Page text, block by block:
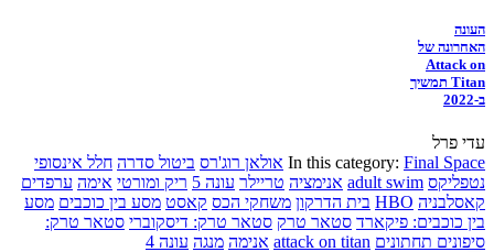
העונה
האחרונה של
Attack on
Titan תמשיך
ב-2022
עדי פרל
In this category: Final Space אולאן רוג'רס ביטול סדרה חלל אינסופי
נטפליקס adult swim אנימציה טריילר עונה 5 ריק ומורטי אימה ערפדים
קאסלבניה HBO בית הדרקון משחקי הכס קאסט מסע בין כוכבים מסע
בין כוכבים: פיקארד סטאר טרק סטאר טרק: דיסקוברי סטאר טרק:
סיפונים תחתונים attack on titan אנימה מנגה עונה 4